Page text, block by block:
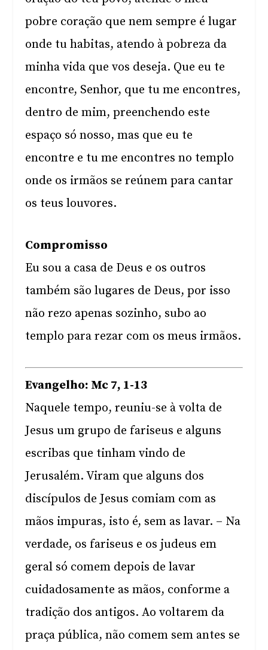
pobre coração que nem sempre é lugar
onde tu habitas, atendo à pobreza da
minha vida que vos deseja. Que eu te
encontre, Senhor, que tu me encontres,
dentro de mim, preenchendo este
espaço só nosso, mas que eu te
encontre e tu me encontres no templo
onde os irmãos se reúnem para cantar
os teus louvores.
Compromisso
Eu sou a casa de Deus e os outros
também são lugares de Deus, por isso
não rezo apenas sozinho, subo ao
templo para rezar com os meus irmãos.
Evangelho: Mc 7, 1-13
Naquele tempo, reuniu-se à volta de
Jesus um grupo de fariseus e alguns
escribas que tinham vindo de
Jerusalém. Viram que alguns dos
discípulos de Jesus comiam com as
mãos impuras, isto é, sem as lavar. – Na
verdade, os fariseus e os judeus em
geral só comem depois de lavar
cuidadosamente as mãos, conforme a
tradição dos antigos. Ao voltarem da
praça pública, não comem sem antes se